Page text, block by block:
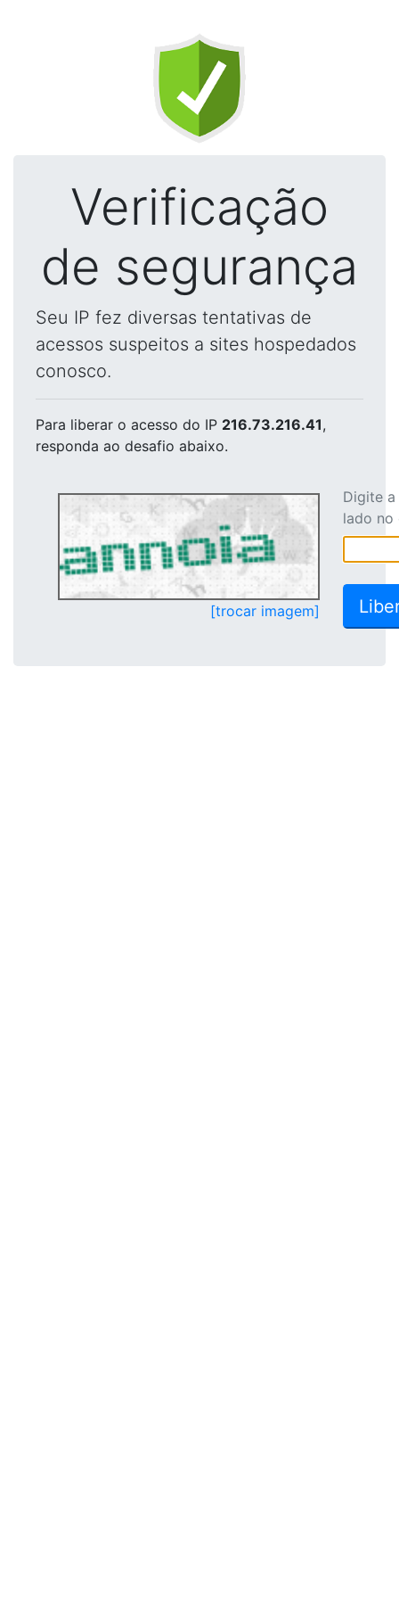
Verificação
de segurança
Seu IP fez diversas tentativas de
acessos suspeitos a sites hospedados
conosco.
Para liberar o acesso do IP 216.73.216.41,
responda ao desafio abaixo.
[trocar imagem]
Digite
lado no